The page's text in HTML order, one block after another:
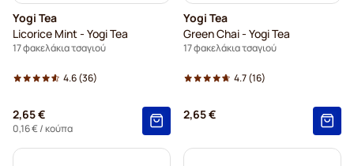
Yogi Tea
Licorice Mint - Yogi Tea
17 φακελάκια τσαγιού
4.6(36)
2,65 €
0,16 €/ κούπα
Yogi Tea
Green Chai - Yogi Tea
17 φακελάκια τσαγιού
4.7(16)
2,65 €